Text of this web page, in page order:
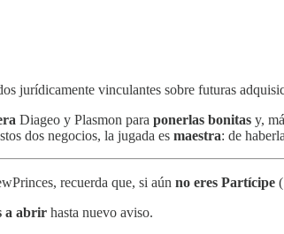
jurídicamente vinculantes sobre futuras
Diageo y Plasmon para ponerlas bonitas y,
dos negocios, la jugada es maestra: de
recuerda que, si aún no eres Partícipe
a abrir hasta nuevo aviso.